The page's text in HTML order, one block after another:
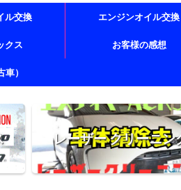
ル交換 エンジンオイル交換
クス お客様の感想
）
レーザー クリーニン